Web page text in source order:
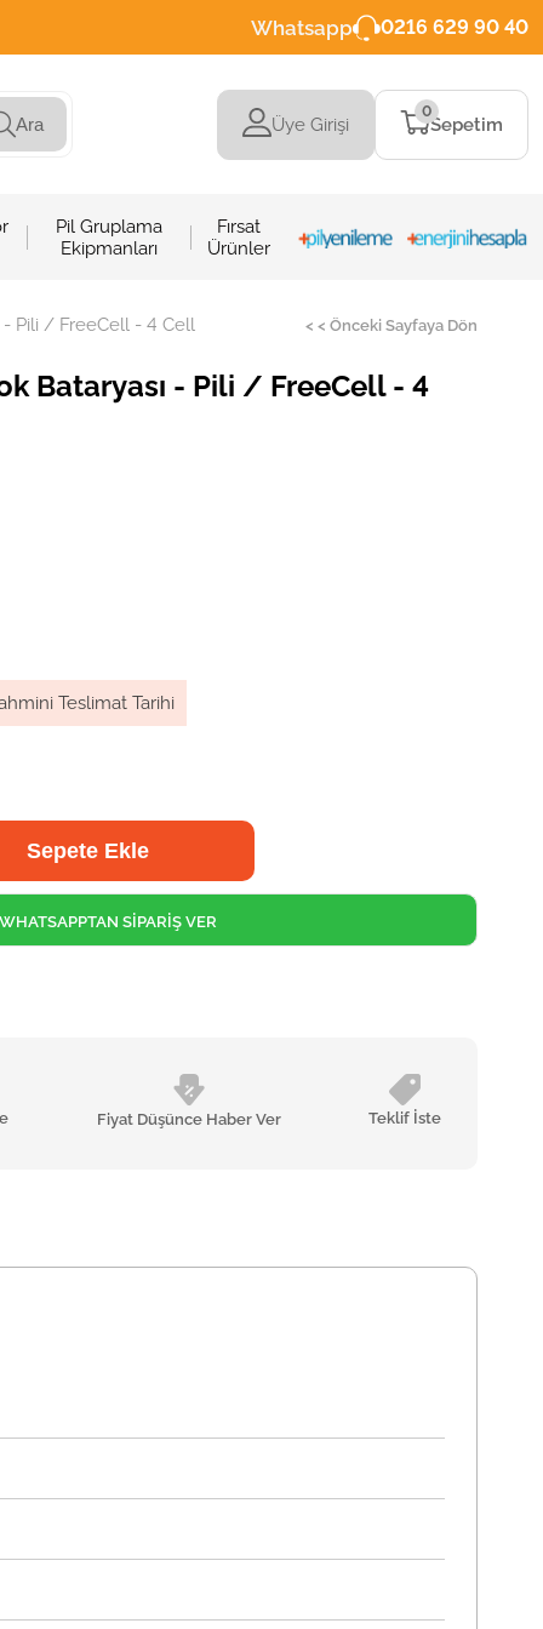
Whatsapp 0216 629 90 40
Ara Üye Girişi Sepetim
0
Pil Gruplama
Ekipmanları
Fırsat
Ürünler
Pili / FreeCell - 4 Cell < < Önceki Sayfaya Dön
Bataryası - Pili / FreeCell - 4
Teslimat Tarihi
Fiyat Düşünce Haber Ver Teklif İste
SİPARİŞ VER